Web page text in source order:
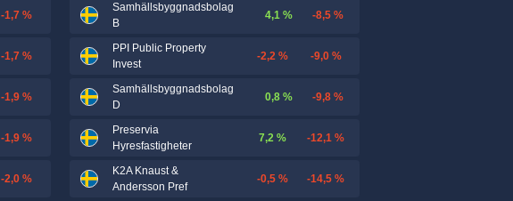
-1,7 %
-1,7 %
-1,9 %
-1,9 %
-2,0 %
Samhällsbyggnadsbolag
B
4,1 % -8,5 %
PPI Public Property
Invest
-2,2 % -9,0 %
Samhällsbyggnadsbolag
D
0,8 % -9,8 %
Preservia
Hyresfastigheter
7,2 % -12,1 %
K2A Knaust &
Andersson Pref
-0,5 % -14,5 %